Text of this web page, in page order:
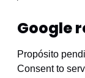
Google
Propósito
Consent to